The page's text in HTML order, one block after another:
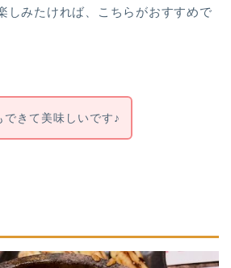
しみたければ、こちらがおすすめで
できて美味しいです♪